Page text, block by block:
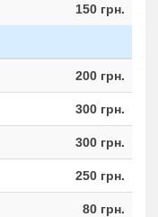
150 грн.
200 грн.
300 грн.
300 грн.
250 грн.
80 грн.